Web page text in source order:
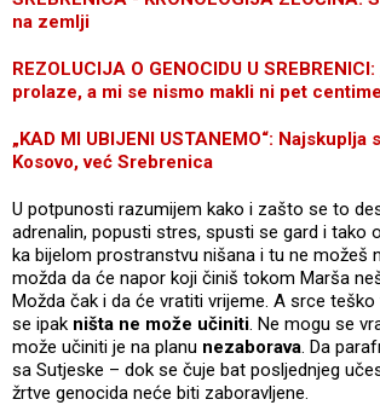
na zemlji
REZOLUCIJA O GENOCIDU U
prolaze, a mi se nismo makli ni pet
„KAD MI UBIJENI USTANEMO“:
Kosovo, već Srebrenica
U potpunosti razumijem kako i zašto se to
adrenalin, popusti stres, spusti se gard i tako
ka bijelom prostranstvu nišana i tu ne možeš
možda da će napor koji činiš tokom Marša
Možda čak i da će vratiti vrijeme. A srce
se ipak ništa ne može učiniti. Ne mogu se
može učiniti je na planu nezaborava. Da
sa Sutjeske – dok se čuje bat posljednjeg
žrtve genocida neće biti zaboravljene.